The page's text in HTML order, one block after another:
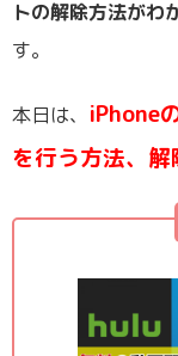
トの解除方法がわ
す。
本日は、 iPhone
を行う方法、